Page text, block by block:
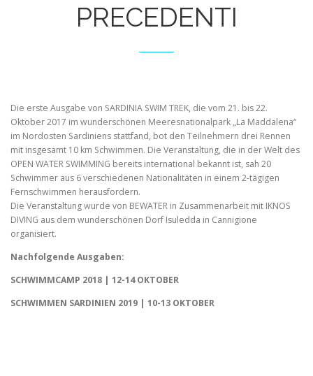
PRECEDENTI
Die erste Ausgabe von SARDINIA SWIM TREK, die vom 21. bis 22.
Oktober 2017 im wunderschönen Meeresnationalpark „La Maddalena“
im Nordosten Sardiniens stattfand, bot den Teilnehmern drei Rennen
mit insgesamt 10 km Schwimmen. Die Veranstaltung, die in der Welt des
OPEN WATER SWIMMING bereits international bekannt ist, sah 20
Schwimmer aus 6 verschiedenen Nationalitäten in einem 2-tägigen
Fernschwimmen herausfordern.
Die Veranstaltung wurde von BEWATER in Zusammenarbeit mit IKNOS
DIVING aus dem wunderschönen Dorf Isuledda in Cannigione
organisiert.
Nachfolgende Ausgaben:
SCHWIMMCAMP 2018 | 12-14 OKTOBER
SCHWIMMEN SARDINIEN 2019 | 10-13 OKTOBER